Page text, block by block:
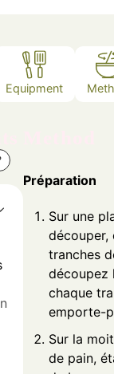
Equipment
Préparation
Sur une
découper,
tranches
découpez
chaque
emporte-
Sur la
de pain,